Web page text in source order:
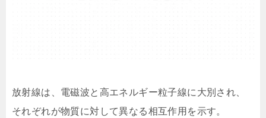
放射線は、電磁波と高エネルギー粒子線に大別され、
それぞれが物質に対して異なる相互作用を示す。